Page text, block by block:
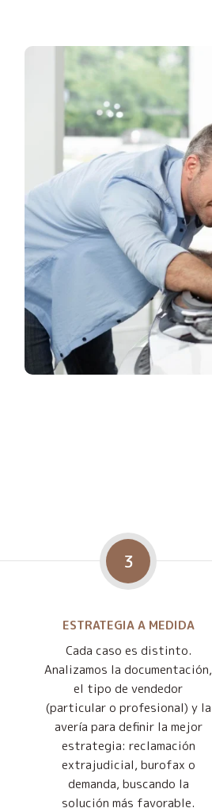
3
ESTRATEGIA A MEDIDA
Cada caso es distinto.
Analizamos la documentación,
el tipo de vendedor
(particular o profesional) y la
avería para definir la mejor
estrategia: reclamación
extrajudicial, burofax o
demanda, buscando la
solución más favorable.